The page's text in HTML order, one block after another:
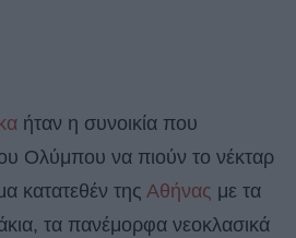
ήταν η συνοικία που
Ολύμπου να πιούν το νέκταρ
κατατεθέν της Αθήνας με τα
τα πανέμορφα νεοκλασικά